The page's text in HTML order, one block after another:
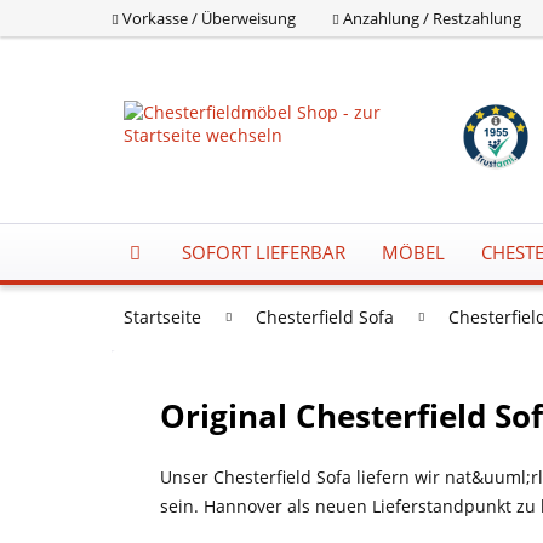
Vorkasse / Überweisung Anzahlung / Restzahlung
SOFORT LIEFERBAR MÖBEL
Startseite Chesterfield Sofa
Original Chesterfield
Unser Chesterfield Sofa liefern wir
sein. Hannover als neuen Lieferstandpunkt